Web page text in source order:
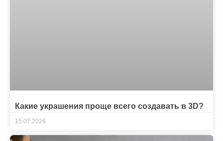
Какие украшения проще всего создавать в 3D?
15.07.2026